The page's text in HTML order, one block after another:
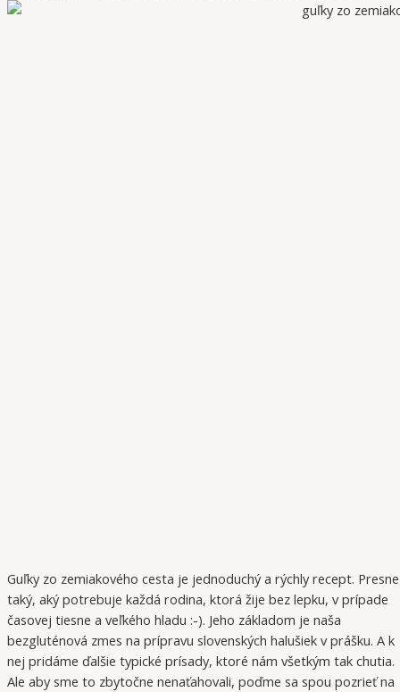
Guľky zo zemiakového cesta je jednoduchý a rýchly recept. Presne
taký, aký potrebuje každá rodina, ktorá žije bez lepku, v prípade
časovej tiesne a veľkého hladu :-). Jeho základom je naša
bezgluténová zmes na prípravu slovenských halušiek v prášku. A k
nej pridáme ďalšie typické prísady, ktoré nám všetkým tak chutia.
Ale aby sme to zbytočne nenaťahovali, poďme sa spou pozrieť na